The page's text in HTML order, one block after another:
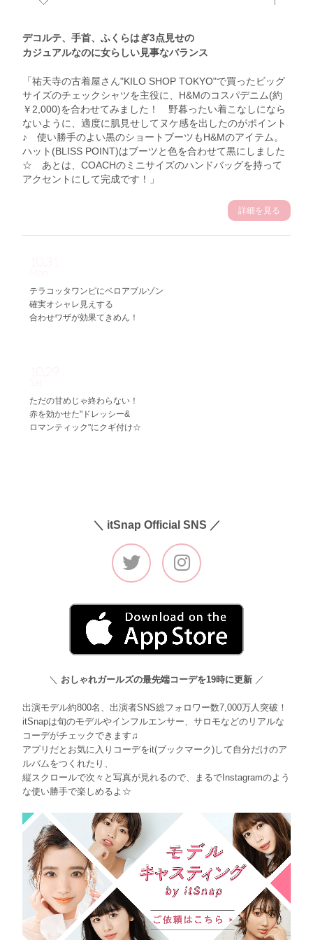
デコルテ、手首、ふくらはぎ3点見せの
カジュアルなのに女らしい見事なバランス
「祐天寺の古着屋さん"KILO SHOP TOKYO"で買ったビッグ
サイズのチェックシャツを主役に、H&Mのコスパデニム(約
￥2,000)を合わせてみました！ 野暮ったい着こなしになら
ないように、適度に肌見せしてヌケ感を出したのがポイント
♪ 使い勝手のよい黒のショートブーツもH&Mのアイテム。
ハット(BLISS POINT)はブーツと色を合わせて黒にしました
☆ あとは、COACHのミニサイズのハンドバッグを持って
アクセントにして完成です！」
詳細を見る
テラコッタワンピにベロアブルゾン
確実オシャレ見えする
合わせワザが効果てきめん！
ただの甘めじゃ終わらない！
赤を効かせた"ドレッシー&
ロマンティック"にクギ付け☆
＼ itSnap Official SNS ／
＼ おしゃれガールズの最先端コーデを19時に更新 ／
出演モデル約800名、出演者SNS総フォロワー数7,000万人突破！
itSnapは旬のモデルやインフルエンサー、サロモなどのリアルな
コーデがチェックできます♫
アプリだとお気に入りコーデをit(ブックマーク)して自分だけのア
ルバムをつくれたり、
縦スクロールで次々と写真が見れるので、まるでInstagramのよう
な使い勝手で楽しめるよ☆